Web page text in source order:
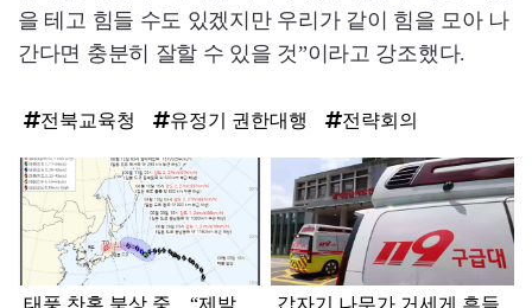
을 테고 힘들 수도 있겠지만 우리가 같이 힘을 모아 나
간다면 충분히 잘할 수 있을 것”이라고 강조했다.
전북교육청 유정기 권한대행 전략회의
탑
라
인